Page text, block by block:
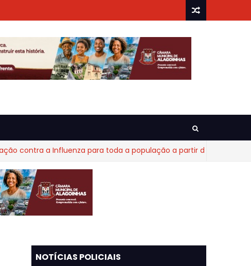
a Influenza para toda a população a partir dos 6 meses
NOTÍCIAS POLICIAIS